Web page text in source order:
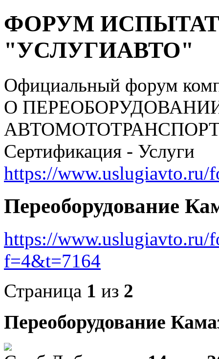
ФОРУМ
"УСЛУГИАВТО"
Официальный форум
О
Сертификация - Услуги
https://www.uslugiavto.ru/
Переоборудование
https://www.uslugiavto.ru/
f=4&t=7164
Страница 1 из 2
Переоборудование